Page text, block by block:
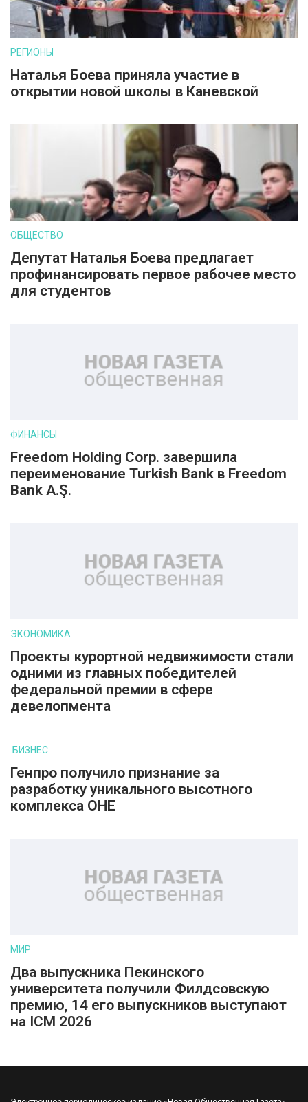
РЕГИОНЫ
Наталья Боева приняла участие в
открытии новой школы в Каневской
ОБЩЕСТВО
Депутат Наталья Боева предлагает
профинансировать первое рабочее место
для студентов
ФИНАНСЫ
Freedom Holding Corp. завершила
переименование Turkish Bank в Freedom
Bank A.Ş.
ЭКОНОМИКА
Проекты курортной недвижимости стали
одними из главных победителей
федеральной премии в сфере
девелопмента
БИЗНЕС
Генпро получило признание за
разработку уникального высотного
комплекса ОНЕ
МИР
Два выпускника Пекинского
университета получили Филдсовскую
премию, 14 его выпускников выступают
на ICM 2026